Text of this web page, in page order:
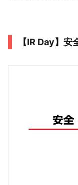
【IR Day】